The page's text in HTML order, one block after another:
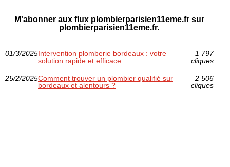
M'abonner aux flux plombierparisien11eme.fr sur
plombierparisien11eme.fr.
01/3/2025Intervention plomberie bordeaux : votre
solution rapide et efficace
1 797
cliques
25/2/2025Comment trouver un plombier qualifié sur
bordeaux et alentours ?
2 506
cliques